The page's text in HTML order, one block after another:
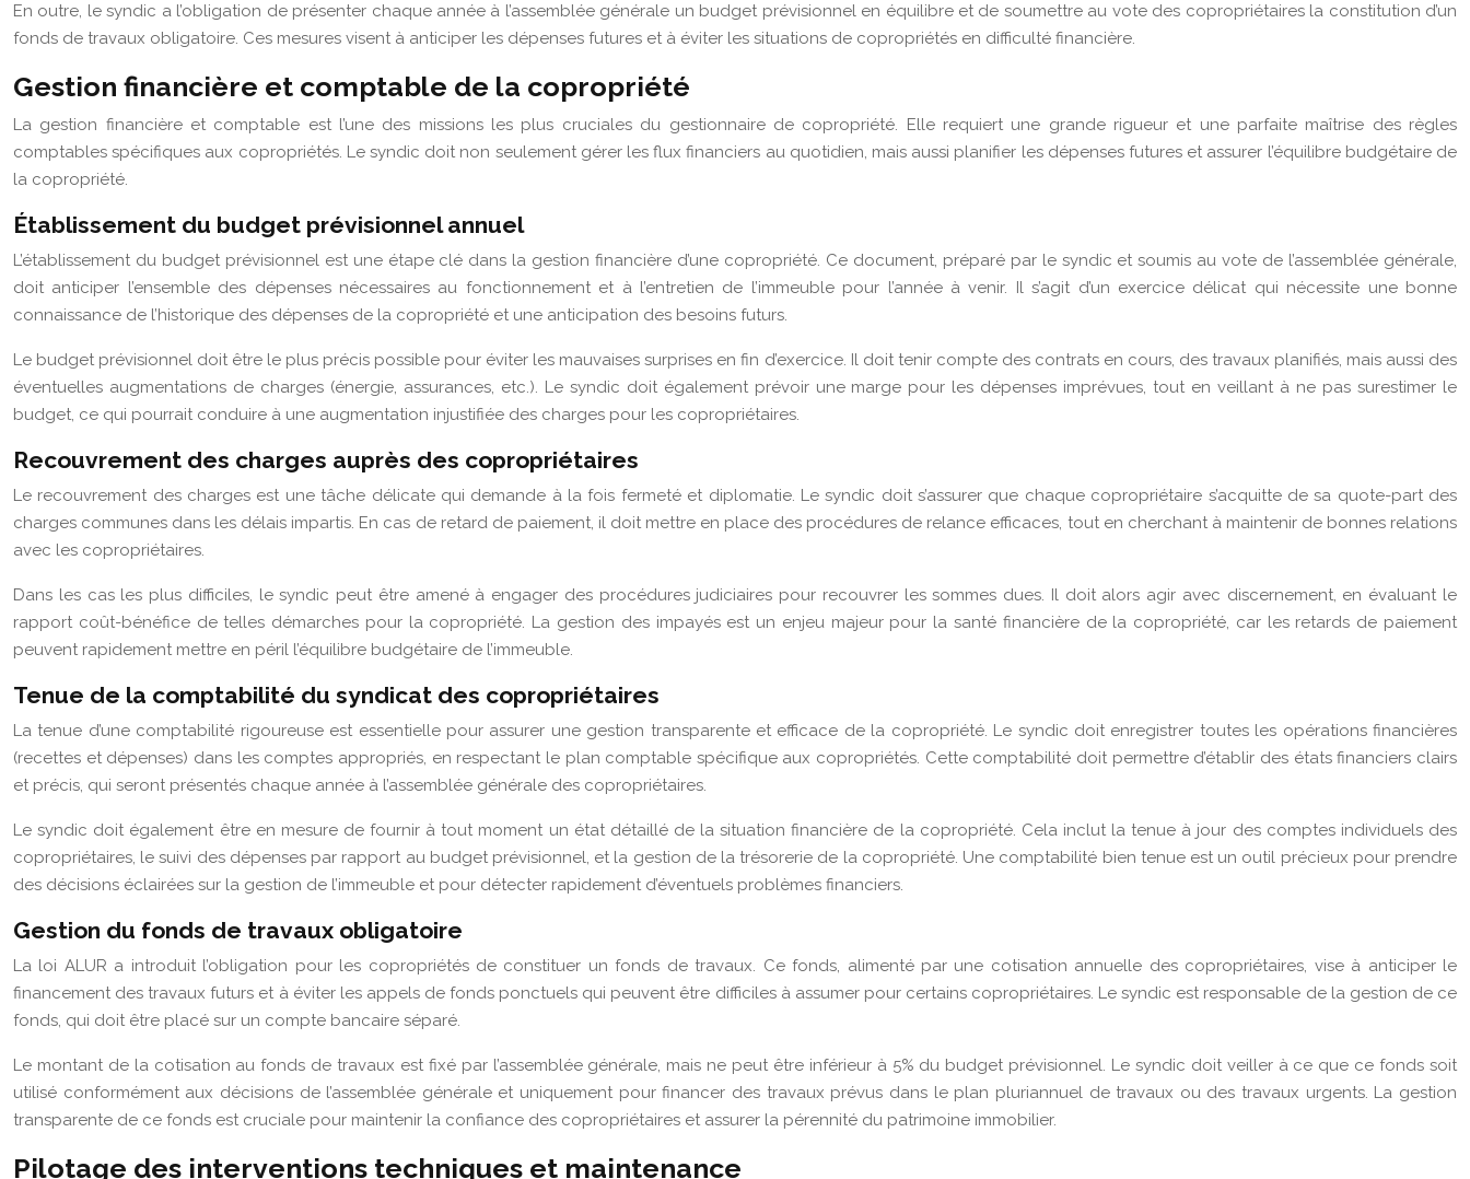
En outre, le syndic a l’obligation de présenter chaque année à l’assemblée générale un budget prévisionnel en équilibre et de soumettre au vote des copropriétaires la constitution d’un
fonds de travaux obligatoire. Ces mesures visent à anticiper les dépenses futures et à éviter les situations de copropriétés en difficulté financière.
Gestion financière et comptable de la copropriété
La gestion financière et comptable est l’une des missions les plus cruciales du gestionnaire de copropriété. Elle requiert une grande rigueur et une parfaite maîtrise des règles
comptables spécifiques aux copropriétés. Le syndic doit non seulement gérer les flux financiers au quotidien, mais aussi planifier les dépenses futures et assurer l’équilibre budgétaire de
la copropriété.
Établissement du budget prévisionnel annuel
L’établissement du budget prévisionnel est une étape clé dans la gestion financière d’une copropriété. Ce document, préparé par le syndic et soumis au vote de l’assemblée générale,
doit anticiper l’ensemble des dépenses nécessaires au fonctionnement et à l’entretien de l’immeuble pour l’année à venir. Il s’agit d’un exercice délicat qui nécessite une bonne
connaissance de l’historique des dépenses de la copropriété et une anticipation des besoins futurs.
Le budget prévisionnel doit être le plus précis possible pour éviter les mauvaises surprises en fin d’exercice. Il doit tenir compte des contrats en cours, des travaux planifiés, mais aussi des
éventuelles augmentations de charges (énergie, assurances, etc.). Le syndic doit également prévoir une marge pour les dépenses imprévues, tout en veillant à ne pas surestimer le
budget, ce qui pourrait conduire à une augmentation injustifiée des charges pour les copropriétaires.
Recouvrement des charges auprès des copropriétaires
Le recouvrement des charges est une tâche délicate qui demande à la fois fermeté et diplomatie. Le syndic doit s’assurer que chaque copropriétaire s’acquitte de sa quote-part des
charges communes dans les délais impartis. En cas de retard de paiement, il doit mettre en place des procédures de relance efficaces, tout en cherchant à maintenir de bonnes relations
avec les copropriétaires.
Dans les cas les plus difficiles, le syndic peut être amené à engager des procédures judiciaires pour recouvrer les sommes dues. Il doit alors agir avec discernement, en évaluant le
rapport coût-bénéfice de telles démarches pour la copropriété. La gestion des impayés est un enjeu majeur pour la santé financière de la copropriété, car les retards de paiement
peuvent rapidement mettre en péril l’équilibre budgétaire de l’immeuble.
Tenue de la comptabilité du syndicat des copropriétaires
La tenue d’une comptabilité rigoureuse est essentielle pour assurer une gestion transparente et efficace de la copropriété. Le syndic doit enregistrer toutes les opérations financières
(recettes et dépenses) dans les comptes appropriés, en respectant le plan comptable spécifique aux copropriétés. Cette comptabilité doit permettre d’établir des états financiers clairs
et précis, qui seront présentés chaque année à l’assemblée générale des copropriétaires.
Le syndic doit également être en mesure de fournir à tout moment un état détaillé de la situation financière de la copropriété. Cela inclut la tenue à jour des comptes individuels des
copropriétaires, le suivi des dépenses par rapport au budget prévisionnel, et la gestion de la trésorerie de la copropriété. Une comptabilité bien tenue est un outil précieux pour prendre
des décisions éclairées sur la gestion de l’immeuble et pour détecter rapidement d’éventuels problèmes financiers.
Gestion du fonds de travaux obligatoire
La loi ALUR a introduit l’obligation pour les copropriétés de constituer un fonds de travaux. Ce fonds, alimenté par une cotisation annuelle des copropriétaires, vise à anticiper le
financement des travaux futurs et à éviter les appels de fonds ponctuels qui peuvent être difficiles à assumer pour certains copropriétaires. Le syndic est responsable de la gestion de ce
fonds, qui doit être placé sur un compte bancaire séparé.
Le montant de la cotisation au fonds de travaux est fixé par l’assemblée générale, mais ne peut être inférieur à 5% du budget prévisionnel. Le syndic doit veiller à ce que ce fonds soit
utilisé conformément aux décisions de l’assemblée générale et uniquement pour financer des travaux prévus dans le plan pluriannuel de travaux ou des travaux urgents. La gestion
transparente de ce fonds est cruciale pour maintenir la confiance des copropriétaires et assurer la pérennité du patrimoine immobilier.
Pilotage des interventions techniques et maintenance